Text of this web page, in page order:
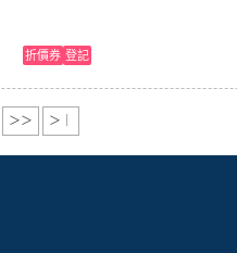
折價券 登記
＞＞ ＞｜